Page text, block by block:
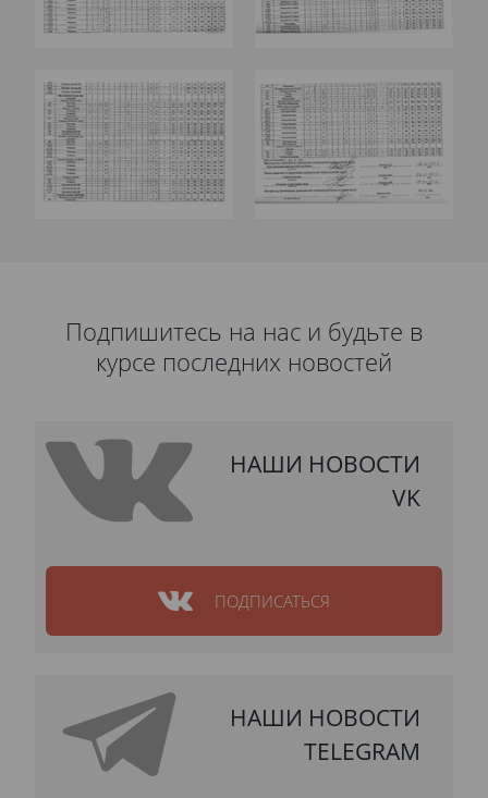
Подпишитесь на нас и будьте в
курсе последних новостей
НАШИ НОВОСТИ
VK
ПОДПИСАТЬСЯ
НАШИ НОВОСТИ
TELEGRAM